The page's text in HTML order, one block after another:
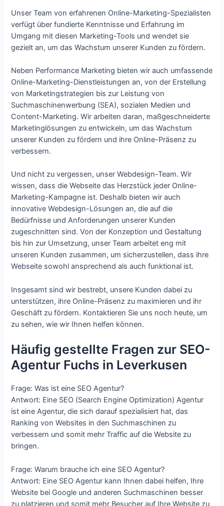
Unser Team von erfahrenen Online-Marketing-Spezialisten
verfügt über fundierte Kenntnisse und Erfahrung im
Umgang mit diesen Marketing-Tools und wendet sie
gezielt an, um das Wachstum unserer Kunden zu fördern.
Neben Performance Marketing bieten wir auch umfassende
Online-Marketing-Dienstleistungen an, von der Erstellung
von Marketingstrategien bis zur Leistung von
Suchmaschinenwerbung (SEA), sozialen Medien und
Content-Marketing. Wir arbeiten daran, maßgeschneiderte
Marketinglösungen zu entwickeln, um das Wachstum
unserer Kunden zu fördern und ihre Online-Präsenz zu
verbessern.
Und nicht zu vergessen, unser Webdesign-Team. Wir
wissen, dass die Webseite das Herzstück jeder Online-
Marketing-Kampagne ist. Deshalb bieten wir auch
innovative Webdesign-Lösungen an, die auf die
Bedürfnisse und Anforderungen unserer Kunden
zugeschnitten sind. Von der Konzeption und Gestaltung
bis hin zur Umsetzung, unser Team arbeitet eng mit
unseren Kunden zusammen, um sicherzustellen, dass ihre
Webseite sowohl ansprechend als auch funktional ist.
Insgesamt sind wir bestrebt, unsere Kunden dabei zu
unterstützen, ihre Online-Präsenz zu maximieren und ihr
Geschäft zu fördern. Kontaktieren Sie uns noch heute, um
zu sehen, wie wir Ihnen helfen können.
Häufig gestellte Fragen zur SEO-
Agentur Fuchs in Leverkusen
Frage: Was ist eine SEO Agentur?
Antwort: Eine SEO (Search Engine Optimization) Agentur
ist eine Agentur, die sich darauf spezialisiert hat, das
Ranking von Websites in den Suchmaschinen zu
verbessern und somit mehr Traffic auf die Website zu
bringen.
Frage: Warum brauche ich eine SEO Agentur?
Antwort: Eine SEO Agentur kann Ihnen dabei helfen, Ihre
Website bei Google und anderen Suchmaschinen besser
zu platzieren und somit mehr Besucher auf Ihre Website zu